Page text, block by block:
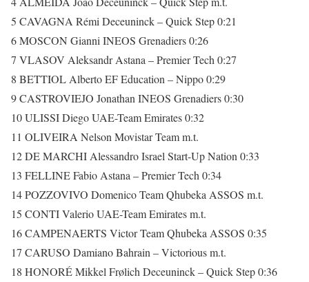
5 CAVAGNA Rémi Deceuninck – Quick Step 0:21
6 MOSCON Gianni INEOS Grenadiers 0:26
7 VLASOV Aleksandr Astana – Premier Tech 0:27
8 BETTIOL Alberto EF Education – Nippo 0:29
9 CASTROVIEJO Jonathan INEOS Grenadiers 0:30
10 ULISSI Diego UAE-Team Emirates 0:32
11 OLIVEIRA Nelson Movistar Team m.t.
12 DE MARCHI Alessandro Israel Start-Up Nation 0:33
13 FELLINE Fabio Astana – Premier Tech 0:34
14 POZZOVIVO Domenico Team Qhubeka ASSOS m.t.
15 CONTI Valerio UAE-Team Emirates m.t.
16 CAMPENAERTS Victor Team Qhubeka ASSOS 0:35
17 CARUSO Damiano Bahrain – Victorious m.t.
18 HONORÉ Mikkel Frølich Deceuninck – Quick Step 0:36